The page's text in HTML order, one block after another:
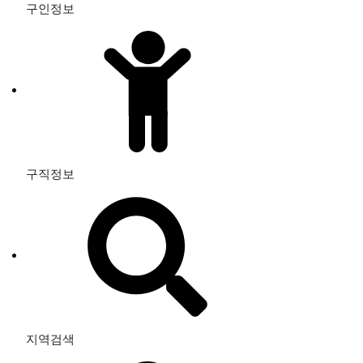
구인정보
구직정보
지역검색